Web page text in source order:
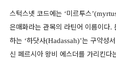
스턱스넷 코드에는 ‘미르투스
은매화라는 관목의 라틴어 이름이다.
하는 ‘하닷사(Hadassah)’는 구약성
신 페르시아 왕비 에스더를 가리킨다